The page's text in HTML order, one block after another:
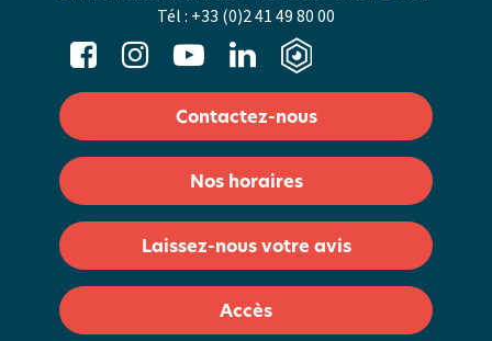
Tél : +33 (0)2 41 49 80 00
Contactez-nous
Nos horaires
Laissez-nous votre avis
Accès